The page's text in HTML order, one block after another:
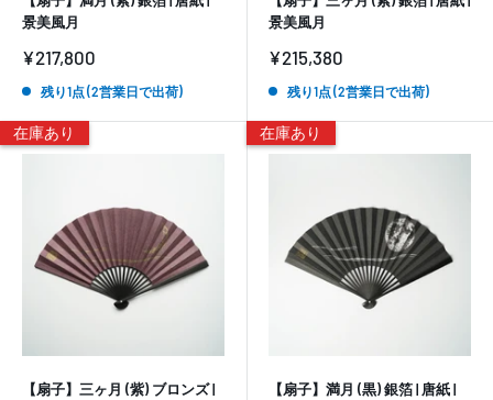
景美風月
販
価
¥217,800
残り1点 (2営業日で出荷)
景美風月
販
価
¥215,380
残り1点 (2営業日で出荷)
在庫あり
【扇子】三ヶ月 (紫) ブロンズ |
在庫あり
【扇子】満月 (黒) 銀箔 | 唐紙 |